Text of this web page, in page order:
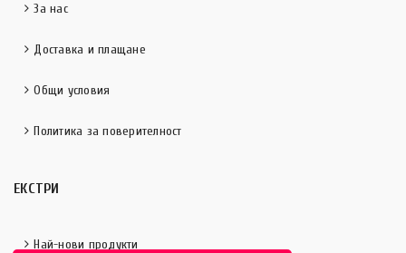
За нас
Доставка и плащане
Общи условия
Политика за поверителност
ЕКСТРИ
Най-нови продукти